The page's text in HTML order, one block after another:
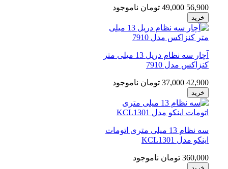
56,900 49,000 تومان ناموجود
آچار سه نظام دریل 13 میلی متر
کنزاکس مدل 7910
42,900 37,000 تومان ناموجود
سه نظام 13 میلی متری اتومات
اینکو مدل KCL1301
360,000 تومان ناموجود